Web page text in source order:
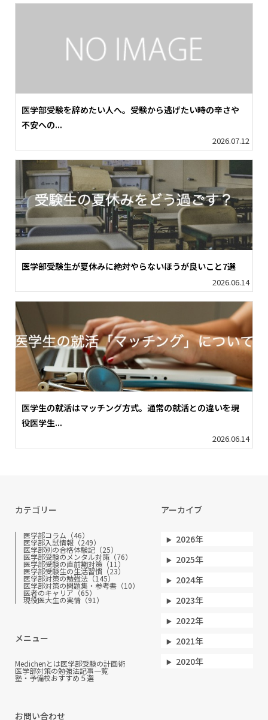
医学部受験を辞めたい人へ。受験から逃げたい時の辛さや
不安への...
2026.07.12
医学部受験生が夏休みに絶対やらないほうが良いこと7選
2026.06.14
医学生の就活はマッチング方式。通常の就活との違いを現
役医学生...
2026.06.14
カテゴリー
医学部コラム（46）
医学部入試情報（249）
医学部別の合格体験記（25）
医学部受験のメンタル対策（76）
医学部受験の直前期対策（11）
医学部受験生の生活習慣（23）
医学部対策の勉強法（145）
医学部対策の問題集・参考書（10）
医者のキャリア（65）
現役医大生の実情（91）
メニュー
Medichenとは医学部受験の計画術
医学部対策の勉強法記事一覧
塾・予備校おすすめ５選
お問い合わせ
アーカイブ
2026年
2025年
2024年
2023年
2022年
2021年
2020年